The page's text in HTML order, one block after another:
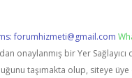
forumhizmeti@gmail.com
onaylanmış bir Yer
taşımakta olup, siteye